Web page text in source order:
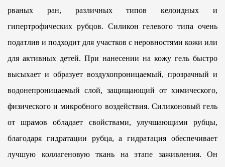
рваных ран, различных типов келоидных и
гипертрофических рубцов. Силикон гелевого типа очень
податлив и подходит для участков с неровностями кожи или
для активных детей. При нанесении на кожу гель быстро
высыхает и образует воздухопроницаемый, прозрачный и
водонепроницаемый слой, защищающий от химического,
физического и микробного воздействия. Силиконовый гель
от шрамов обладает свойствами, улучшающими рубцы,
благодаря гидратации рубца, а гидратация обеспечивает
лучшую коллагеновую ткань на этапе заживления. Он